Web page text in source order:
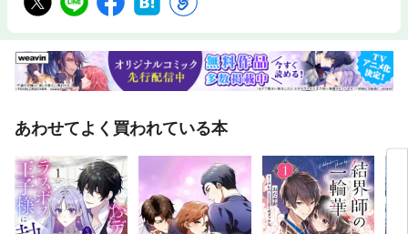
あわせてよく買われている本